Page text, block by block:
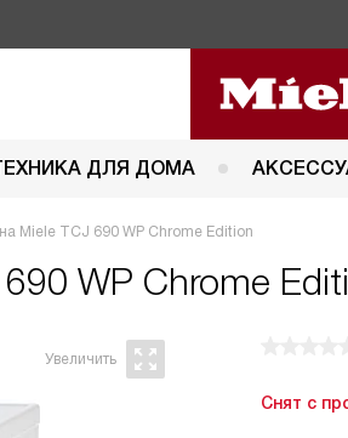
ДЛЯ ДОМА
Miele TCJ 690 WP Chrome Edition
WP Chrome
Снят с